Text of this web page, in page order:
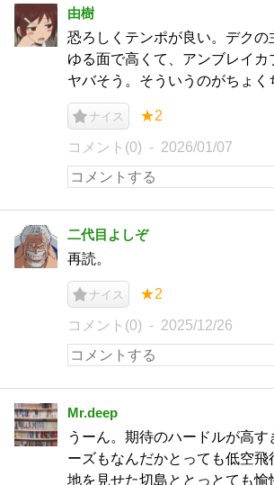
由樹
恐ろしくテンポが良い。デクの
ゆる面で高くて、アンブレイカ
ヤバそう。そういうのがちょく
ナイス ★2
コメント(0) 2026/01/07
二代目よしぞ
再読。
ナイス ★2
コメント(0) 2025/12/26
Mr.deep
うーん。期待のハードルが高す
ーズもなんだかとっても低空飛
地を見せた切島ととっとても愉